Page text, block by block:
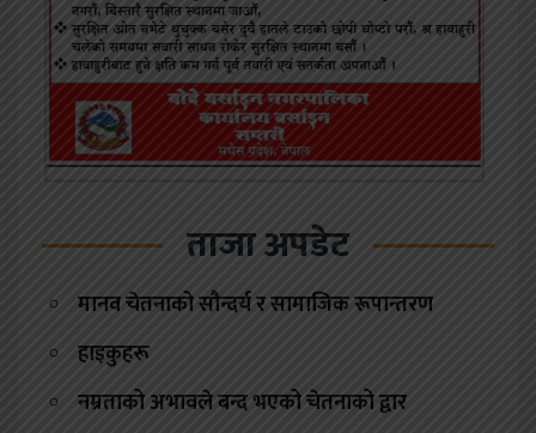
ताजा अपडेट
मानव चेतनाको सौन्दर्य र सामाजिक रूपान्तरण
हाइकुहरू
नम्रताको अभावले बन्द भएको चेतनाको द्वार